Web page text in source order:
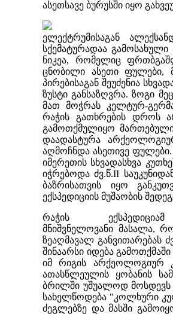
ასეთსავე ბურუსში იყო
ელექტრუმისაგან
სქემატურადაა
ნიკეა, რომელიც
ცნობილი ასეთი ფულები,
პირებისაგან შეუძენია
ზუსტი განსაზღვრა. ზოგი
მათ მოჭრას კელტურ-
რაჭის გათხრების დროს
გამოთქმულიყო
დაადასტურა
აღმოჩნდა ასეთივე
იმერეთის სხვადასხვა
იჭრებოდა ძვ.წ.II
ბაზრისათვის იყო
ექსპედიციის მუშაობის
რაჭის
მნიშვნელოვანი მასალა,
ზეაღმავალ განვითარებას
შინაარსი იდება
იმ რიგის არქეოლოგიურ
ათასწლეულის ყობანის
ბრილში უშუალოდ მოსდევს
სახელწოდება "კოლხური
ძეგლებზე და მასში